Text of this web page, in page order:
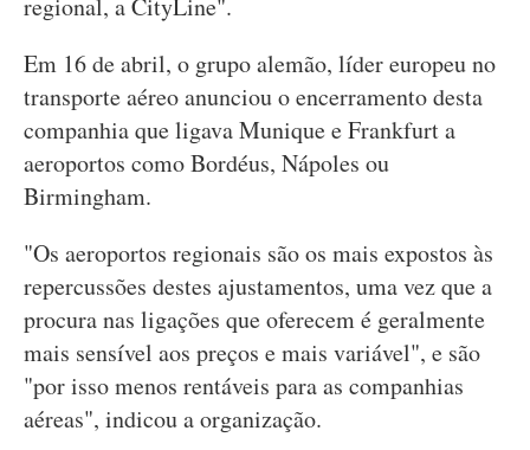
regional, a CityLine".
Em 16 de abril, o grupo alemão, líder europeu no
transporte aéreo anunciou o encerramento desta
companhia que ligava Munique e Frankfurt a
aeroportos como Bordéus, Nápoles ou
Birmingham.
"Os aeroportos regionais são os mais expostos às
repercussões destes ajustamentos, uma vez que a
procura nas ligações que oferecem é geralmente
mais sensível aos preços e mais variável", e são
"por isso menos rentáveis para as companhias
aéreas", indicou a organização.